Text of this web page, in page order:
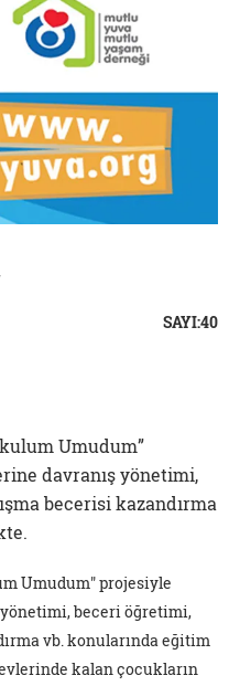
SAYI:40
Umudum”
davranış yönetimi,
becerisi kazandırma
Umudum" projesiyle
beceri öğretimi,
vb. konularında eğitim
kalan çocukların